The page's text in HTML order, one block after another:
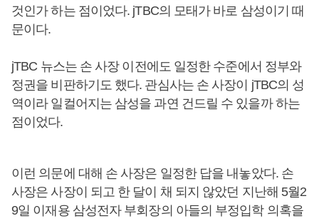
것인가 하는 점이었다. jTBC의 모태가 바로 삼성이기 때
문이다.
jTBC 뉴스는 손 사장 이전에도 일정한 수준에서 정부와
정권을 비판하기도 했다. 관심사는 손 사장이 jTBC의 성
역이라 일컬어지는 삼성을 과연 건드릴 수 있을까 하는
점이었다.
이런 의문에 대해 손 사장은 일정한 답을 내놓았다. 손
사장은 사장이 되고 한 달이 채 되지 않았던 지난해 5월2
9일 이재용 삼성전자 부회장의 아들의 부정입학 의혹을